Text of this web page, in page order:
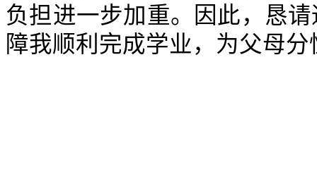
负担进一步加重。因此，恳
障我顺利完成学业，为父母分